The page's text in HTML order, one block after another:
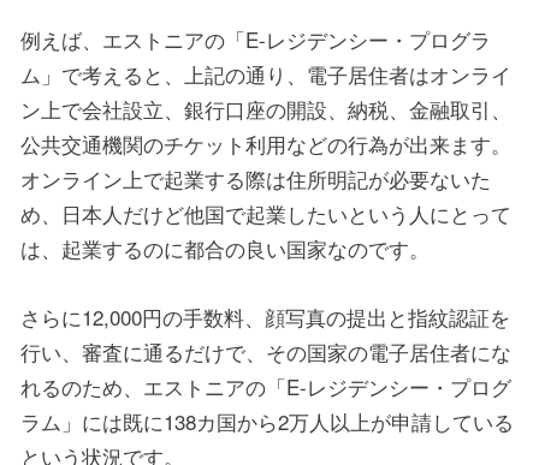
例えば、エストニアの「E-レジデンシー・プログラ
ム」で考えると、上記の通り、電子居住者はオンライ
ン上で会社設立、銀行口座の開設、納税、金融取引、
公共交通機関のチケット利用などの行為が出来ます。
オンライン上で起業する際は住所明記が必要ないた
め、日本人だけど他国で起業したいという人にとって
は、起業するのに都合の良い国家なのです。
さらに12,000円の手数料、顔写真の提出と指紋認証を
行い、審査に通るだけで、その国家の電子居住者にな
れるのため、エストニアの「E-レジデンシー・プログ
ラム」には既に138カ国から2万人以上が申請している
という状況です。